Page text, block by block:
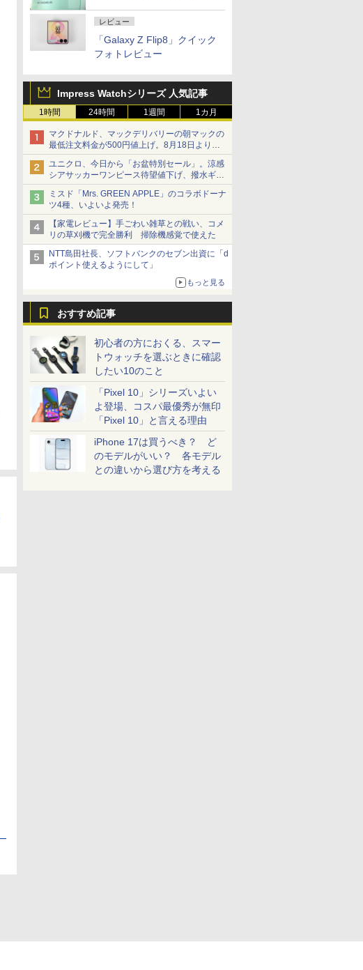
レビュー
「Galaxy Z Flip8」クイック
フォトレビュー
Impress Watchシリーズ 人気記事
1時間 24時間 1週間 1カ月
マクドナルド、マックデリバリーの朝マックの
最低注文料金が500円値上げ。8月18日より
1,500円から受付
ユニクロ、今日から「お盆特別セール」。涼感
シアサッカーワンピース待望値下げ、撥水ギア
ショーツは1990円に
ミスド「Mrs. GREEN APPLE」のコラボドーナ
ツ4種、いよいよ発売！
【家電レビュー】手ごわい雑草との戦い、コメ
リの草刈機で完全勝利 掃除機感覚で使えた
NTT島田社長、ソフトバンクのセブン出資に「d
ポイント使えるようにして」
もっと見る
おすすめ記事
初心者の方におくる、スマー
トウォッチを選ぶときに確認
したい10のこと
「Pixel 10」シリーズいよい
よ登場、コスパ最優秀が無印
「Pixel 10」と言える理由
iPhone 17は買うべき？ ど
のモデルがいい？ 各モデル
との違いから選び方を考える